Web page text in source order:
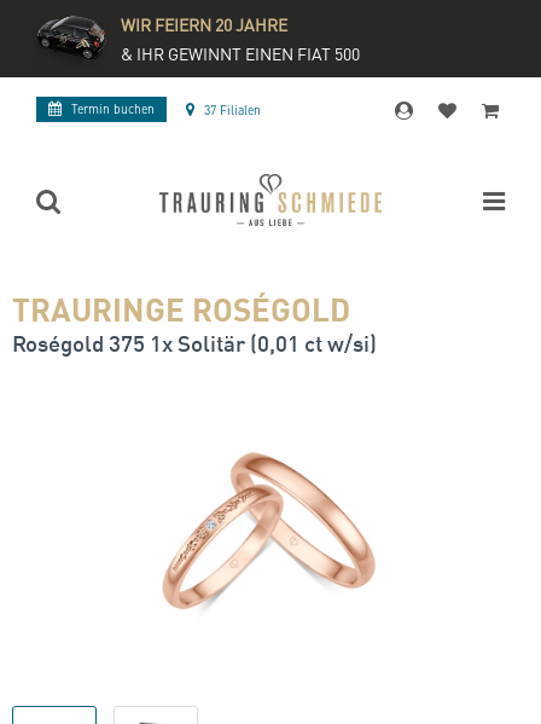
WIR FEIERN 20 JAHRE
& IHR GEWINNT EINEN FIAT 500
Termin buchen 37 Filialen
TRAURINGE ROSÉGOLD
Roségold 375 1x Solitär (0,01 ct w/si)